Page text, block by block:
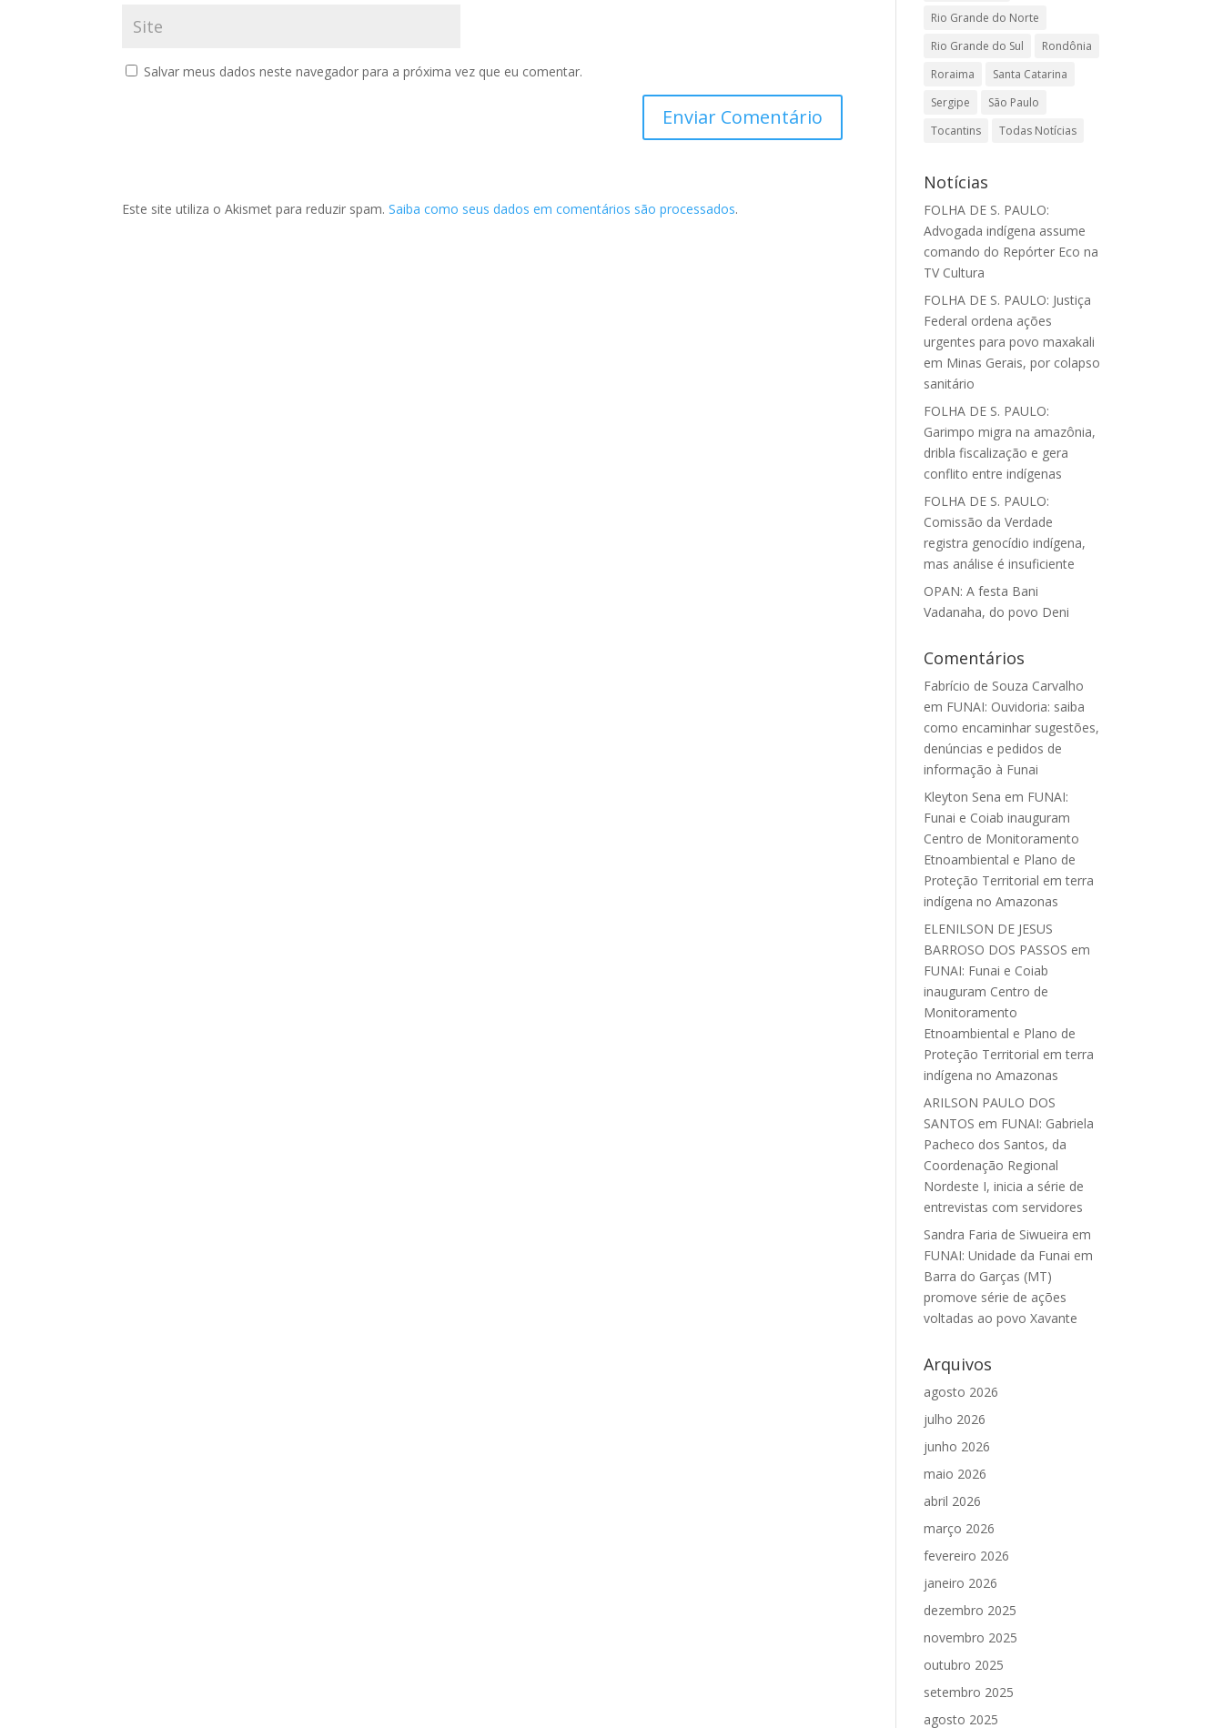
Salvar meus dados neste navegador para a próxima vez que eu comentar.
Este site utiliza o Akismet para reduzir spam.Saiba como seus dados em comentários são processados.
Rio Grande do Norte
Rio Grande do Sul
Rondônia
Roraima
Santa Catarina
Sergipe
São Paulo
Tocantins
Todas Notícias
Notícias
FOLHA DE S. PAULO:
Advogada indígena assume
comando do Repórter Eco na
TV Cultura
FOLHA DE S. PAULO: Justiça
Federal ordena ações
urgentes para povo maxakali
em Minas Gerais, por colapso
sanitário
FOLHA DE S. PAULO:
Garimpo migra na amazônia,
dribla fiscalização e gera
conflito entre indígenas
FOLHA DE S. PAULO:
Comissão da Verdade
registra genocídio indígena,
mas análise é insuficiente
OPAN: A festa Bani
Vadanaha, do povo Deni
Comentários
Fabrício de Souza Carvalho
em FUNAI: Ouvidoria: saiba
como encaminhar sugestões,
denúncias e pedidos de
informação à Funai
Kleyton Sena em FUNAI:
Funai e Coiab inauguram
Centro de Monitoramento
Etnoambiental e Plano de
Proteção Territorial em terra
indígena no Amazonas
ELENILSON DE JESUS
BARROSO DOS PASSOS em
FUNAI: Funai e Coiab
inauguram Centro de
Monitoramento
Etnoambiental e Plano de
Proteção Territorial em terra
indígena no Amazonas
ARILSON PAULO DOS
SANTOS em FUNAI: Gabriela
Pacheco dos Santos, da
Coordenação Regional
Nordeste I, inicia a série de
entrevistas com servidores
Sandra Faria de Siwueira em
FUNAI: Unidade da Funai em
Barra do Garças (MT)
promove série de ações
voltadas ao povo Xavante
Arquivos
agosto 2026
julho 2026
junho 2026
maio 2026
abril 2026
março 2026
fevereiro 2026
janeiro 2026
dezembro 2025
novembro 2025
outubro 2025
setembro 2025
agosto 2025